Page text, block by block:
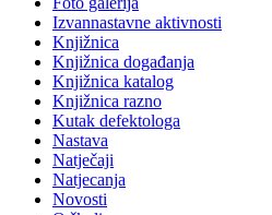
Izvannastavne aktivnosti
Knjižnica
Knjižnica događanja
Knjižnica katalog
Knjižnica razno
Kutak defektologa
Nastava
Natječaji
Natjecanja
Novosti